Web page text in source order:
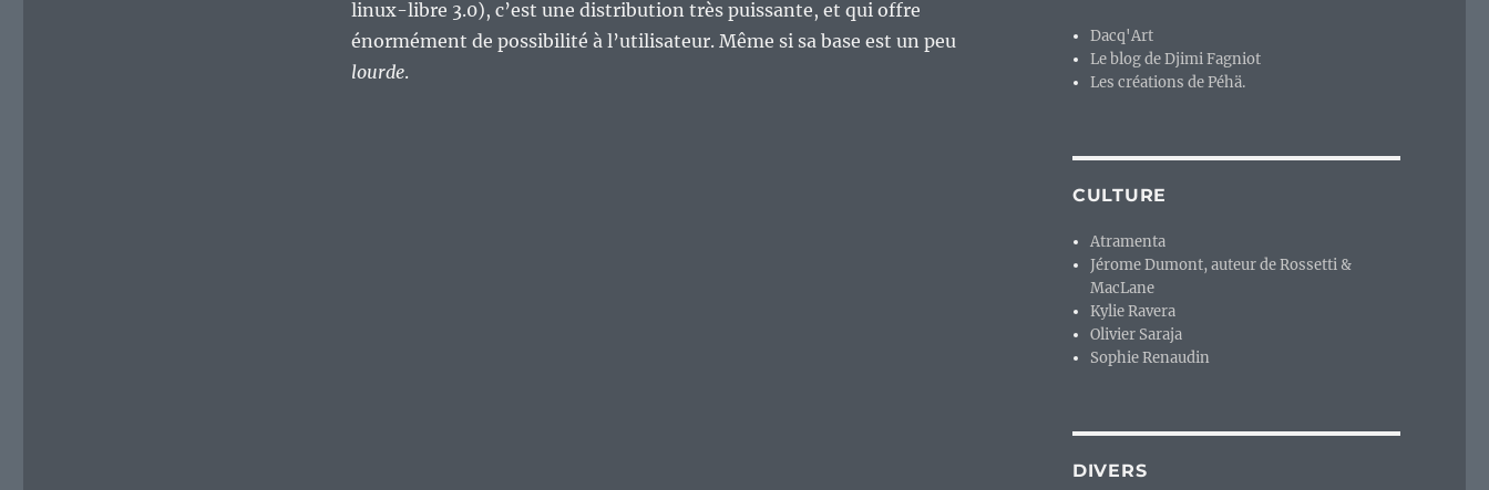
linux-libre 3.0), c’est une distribution très puissante, et qui offre
énormément de possibilité à l’utilisateur. Même si sa base est un peu
lourde.
Dacq'Art
Le blog de Djimi Fagniot
Les créations de Péhä.
CULTURE
Atramenta
Jérome Dumont, auteur de Rossetti &
MacLane
Kylie Ravera
Olivier Saraja
Sophie Renaudin
DIVERS